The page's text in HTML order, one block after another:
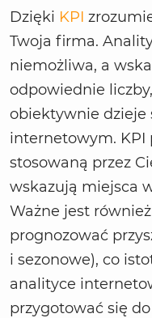
Dzięki KPI
Twoja firma.
niemożliwa, a
odpowiednie
obiektywnie dzieje
internetowym. KPI
stosowaną przez
wskazują miejsca
Ważne jest
prognozować
i sezonowe), co
analityce
przygotować się